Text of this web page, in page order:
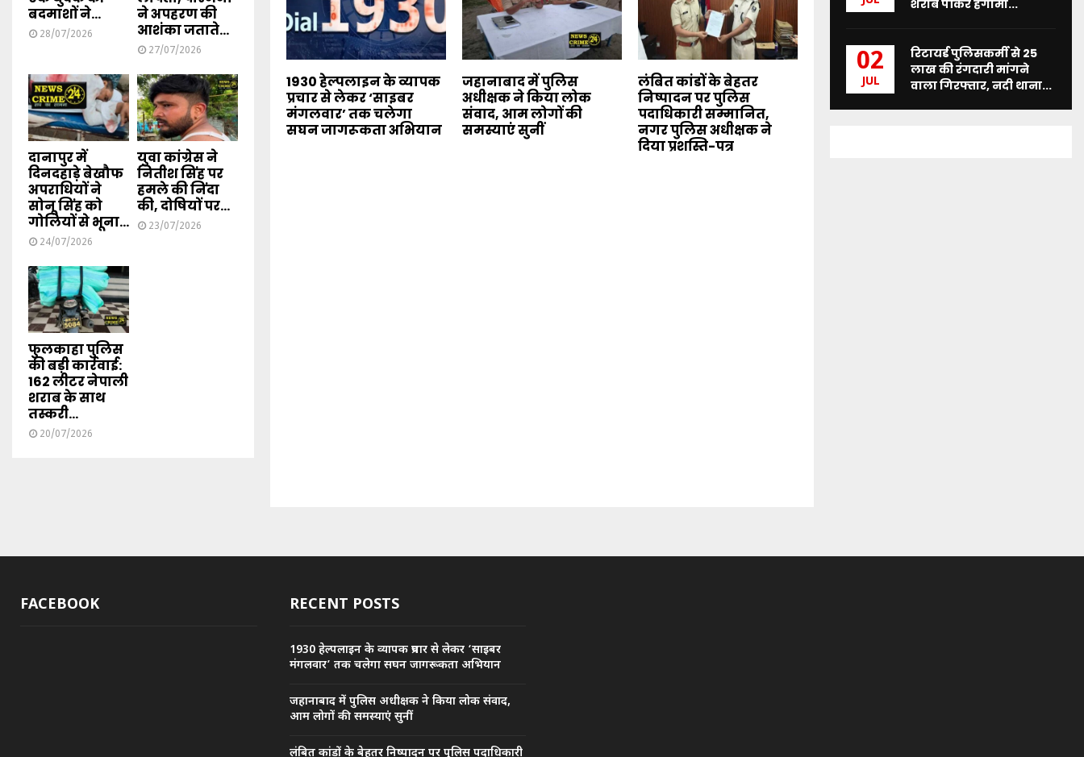
1930 हेल्पलाइन के व्यापक
प्रचार से लेकर ‘साइबर
मंगलवार’ तक चलेगा
सघन जागरूकता अभियान
जहानाबाद में पुलिस
अधीक्षक ने किया लोक
संवाद, आम लोगों की
समस्याएं सुनीं
लंबित कांडों के बेहतर
निष्पादन पर पुलिस
पदाधिकारी सम्मानित,
नगर पुलिस अधीक्षक ने
दिया प्रशस्ति-पत्र
बदमाशों ने...
28/07/2026
ने अपहरण की
आशंका जताते...
27/07/2026
दानापुर में
दिनदहाड़े बेखौफ
अपराधियों ने
सोनू सिंह को
गोलियों से भूना...
24/07/2026
युवा कांग्रेस ने
नितीश सिंह पर
हमले की निंदा
की, दोषियों पर...
23/07/2026
फुलकाहा पुलिस
की बड़ी कार्रवाई:
162 लीटर नेपाली
शराब के साथ
तस्करी...
20/07/2026
शराब पीकर हंगामा...
02
JUL
रिटायर्ड पुलिसकर्मी से 25
लाख की रंगदारी मांगने
वाला गिरफ्तार, नदी थाना...
FACEBOOK RECENT POSTS
1930 हेल्पलाइन के व्यापक प्रचार से लेकर ‘साइबर
मंगलवार’ तक चलेगा सघन जागरूकता अभियान
जहानाबाद में पुलिस अधीक्षक ने किया लोक संवाद,
आम लोगों की समस्याएं सुनीं
लंबित कांडों के बेहतर निष्पादन पर पुलिस पदाधिकारी